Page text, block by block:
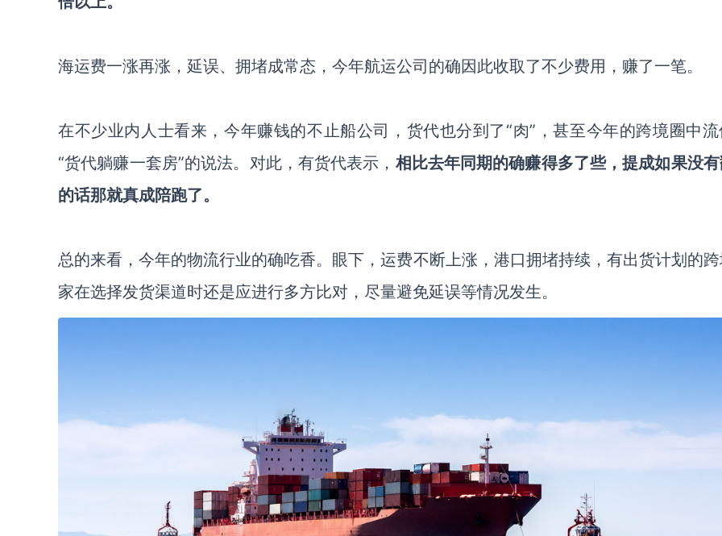
海运费一涨再涨，延误、拥堵成常态，今年航运公司的确因此收取了不少费用，赚了一笔。
在不少业内人士看来，今年赚钱的不止船公司，货代也分到了 “肉”，甚至今年的跨境圈中
“货代躺赚一套房”的说法。对此，有货代表示， 相比去年同期的确赚得多了些，提成如果没
的话那就真成陪跑了。
总的来看，今年的物流行业的确吃香。眼下，运费不断上涨，港口拥堵持续，有出货计划的
家在选择发货渠道时还是应进行多方比对，尽量避免延误等情况发生。